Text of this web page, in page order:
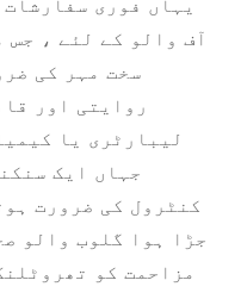
آف والو کے لئے ، جس
سخت مہر کی
روایتی اور
لیبارٹری یا
جہاں ایک
کنٹرول کی ضرورت
جڑا ہوا گلوب والو
مزاحمت کو